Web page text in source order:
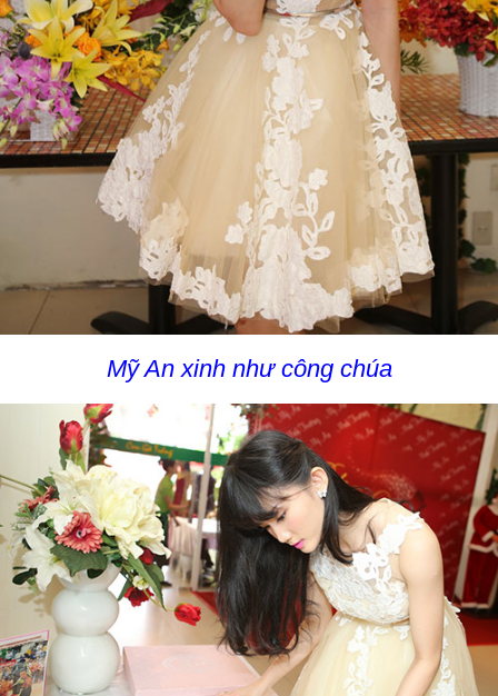
Mỹ An xinh như công chúa